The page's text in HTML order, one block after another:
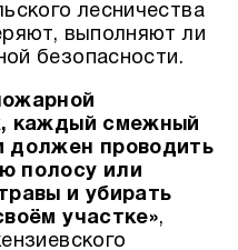
лесничества
выполняют ли
безопасности.
каждый смежный
должен проводить
полосу или
и убирать
участке»,